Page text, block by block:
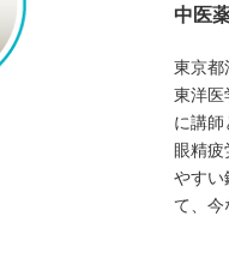
中医
東京都
東洋医
に講師
眼精疲
やすい
て、今